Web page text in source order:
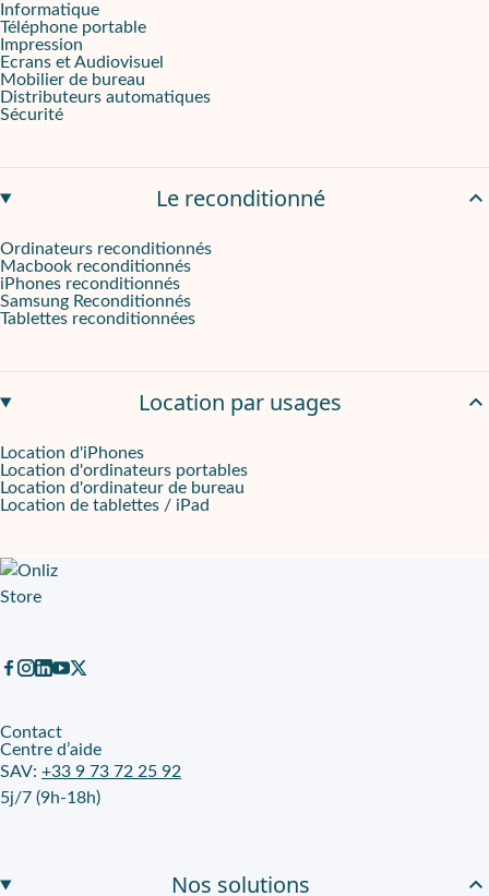
Informatique
Téléphone portable
Impression
Ecrans et Audiovisuel
Mobilier de bureau
Distributeurs automatiques
Sécurité
Le reconditionné
Ordinateurs reconditionnés
Macbook reconditionnés
iPhones reconditionnés
Samsung Reconditionnés
Tablettes reconditionnées
Location par usages
Location d'iPhones
Location d'ordinateurs portables
Location d'ordinateur de bureau
Location de tablettes / iPad
Contact
Centre d’aide
SAV: +33 9 73 72 25 92
5j/7 (9h-18h)
Nos solutions